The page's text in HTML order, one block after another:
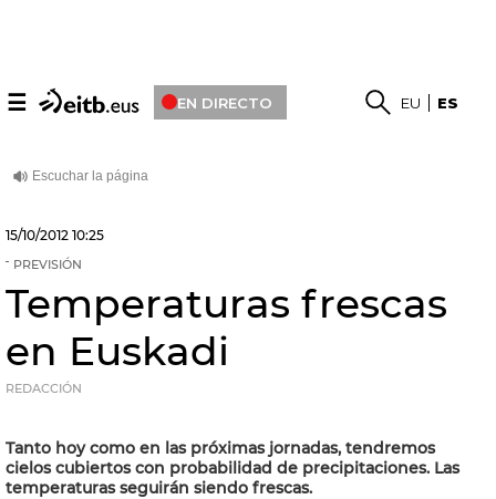
☰ EN DIRECTO EU ES
15/10/2012 10:25
PREVISIÓN
Temperaturas frescas
en Euskadi
REDACCIÓN
Tanto hoy como en las próximas jornadas, tendremos
cielos cubiertos con probabilidad de precipitaciones. Las
temperaturas seguirán siendo frescas.